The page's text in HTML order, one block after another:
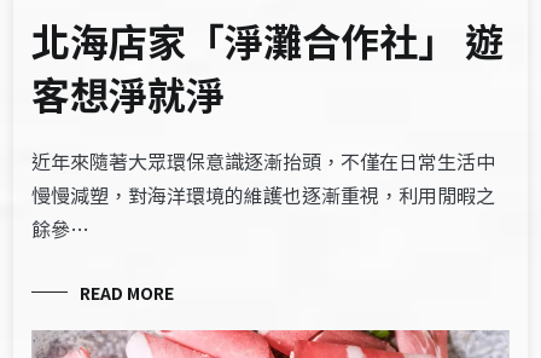
北海店家「淨灘合作社」 遊
客想淨就淨
近年來隨著大眾環保意識逐漸抬頭，不僅在日常生活中
慢慢減塑，對海洋環境的維護也逐漸重視，利用閒暇之
餘參…
READ MORE